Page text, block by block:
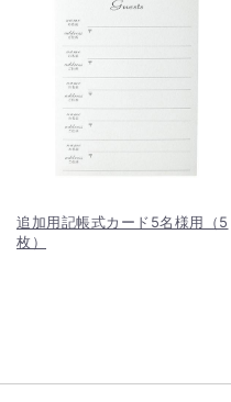
追加用記帳式カード5名様用（5
枚）